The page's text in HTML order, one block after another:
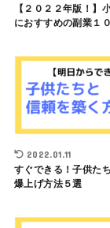
【２０２２年版！】
におすすめの副業１
2022.01.11
すぐできる！子供た
爆上げ方法５選